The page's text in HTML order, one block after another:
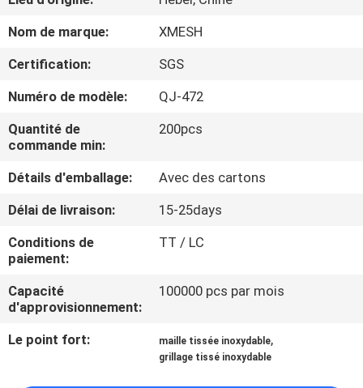
DE
NOUS
VISITE
D'USINE
CONTRÔLE
DE
QUALITÉ
CONTACTEZ-
NOUS
Nom de marque:
XMESH
Certification:
SGS
Numéro de modèle:
QJ-472
Quantité de
commande min:
200pcs
Détails d'emballage:
Avec des cartons
Délai de livraison:
15-25days
Conditions de
paiement:
TT / LC
Capacité
d'approvisionnement:
100000 pcs par mois
Le point fort: maille tissée inoxydable,
grillage tissé inoxydable